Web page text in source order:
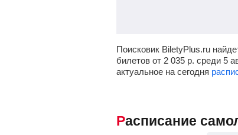
Поисковик BiletyPlus.ru
билетов от 2 035 р. среди 5
актуальное на сегодня
Расписание